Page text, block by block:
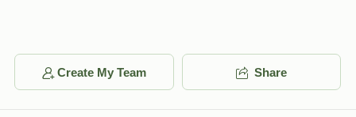
Create My Team Share